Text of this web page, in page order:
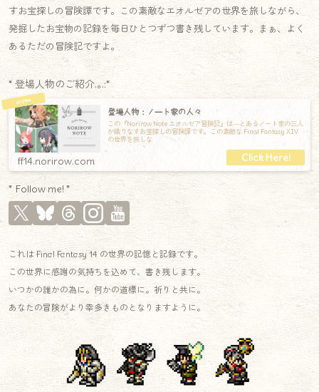
すお宝探しの冒険譚です。この素敵なエオルゼアの世界を旅しながら、
発掘したお宝物の記録を毎日ひとつずつ書き残しています。まぁ、よく
あるただの冒険記ですよ。
* 登場人物のご紹介.｡.:*
登場人物：ノート家の人々
この『Norirow Note エオルゼア冒険記』は―とあるノート家の三人
が織りなすお宝探しの冒険譚です。この素敵な Final Fantasy XIV
の世界を旅しな
ff14.norirow.com
* Follow me! *
これは Final Fantasy 14 の世界の記憶と記録です。
この世界に感謝の気持ちを込めて、書き残します。
いつかの誰かの為に。何かの道標に。祈りと共に。
あなたの冒険がより幸多きものとなりますように。